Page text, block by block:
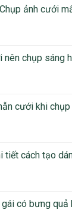
ảnh cưới
nên chụp sáng
cưới khi
tiết cách tạo
có bưng quả